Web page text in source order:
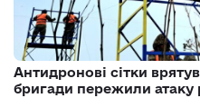
Антидронові сітки
бригади пережили атаку